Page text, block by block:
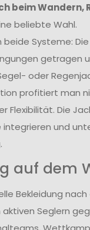
beim Wandern,
beliebte Wahl.
Systeme:
getragen
oder
profitiert man
Flexibilität. Die
integrieren und
auf dem
Bekleidung nach
aktiven Seglern